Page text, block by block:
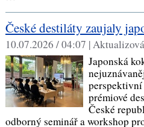
České destiláty zaujaly
10.07.2026 / 04:07 |
Japonská
prémiové
České
odborný seminář a workshop